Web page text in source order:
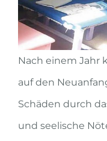
Nach einem Jahr
auf den
Schäden durch
und seelische